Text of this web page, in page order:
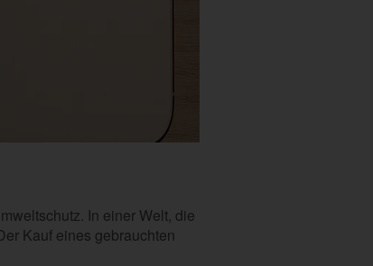
In einer Welt, die
Kauf eines gebrauchten